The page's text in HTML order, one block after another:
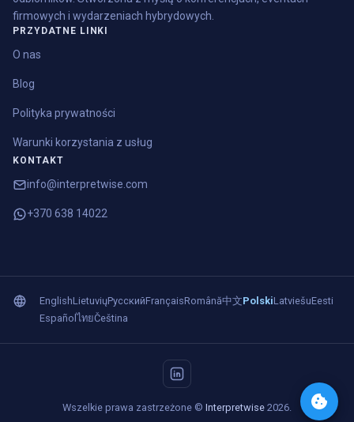
firmowych i wydarzeniach hybrydowych.
PRZYDATNE LINKI
O nas
Blog
Polityka prywatności
Warunki korzystania z usług
KONTAKT
info@interpretwise.com
+370 638 14022
EnglishLietuviųРусскийFrançaisRomână中文PolskiLatviešuEesti
EspañolไทยČeština
Wszelkie prawa zastrzeżone © Interpretwise 2026.